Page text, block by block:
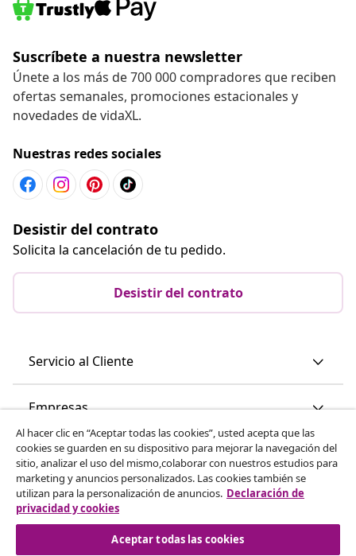
Suscríbete a nuestra newsletter
Únete a los más de 700 000 compradores que reciben
ofertas semanales, promociones estacionales y
novedades de vidaXL.
Nuestras redes sociales
Desistir del contrato
Solicita la cancelación de tu pedido.
Desistir del contrato
Servicio al Cliente
Empresas
vidaXL
Descubre mas
Al hacer clic en “Aceptar todas las cookies”, usted acepta que las
cookies se guarden en su dispositivo para mejorar la navegación del
sitio, analizar el uso del mismo,colaborar con nuestros estudios para
marketing y anuncios personalizados. Las cookies también se
utilizan para la personalización de anuncios. Declaración de
privacidad y cookies
Aceptar todas las cookies